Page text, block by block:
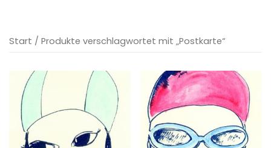
Start / Produkte verschlagwortet mit „Postkarte“